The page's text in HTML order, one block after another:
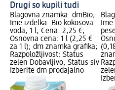
Drugi so kupili tudi
Blagovna znamka: dmBio;
Ime izdelka: Bio kokosova
voda, 1 l; Cena: 2,25 €;
Osnovna cena: 1 l (2,25 €
za 1 l); dm znamka grafika;
Razpoložljivost: Status
zelen Dobavljivo, Status siv
Izberite dm prodajalno